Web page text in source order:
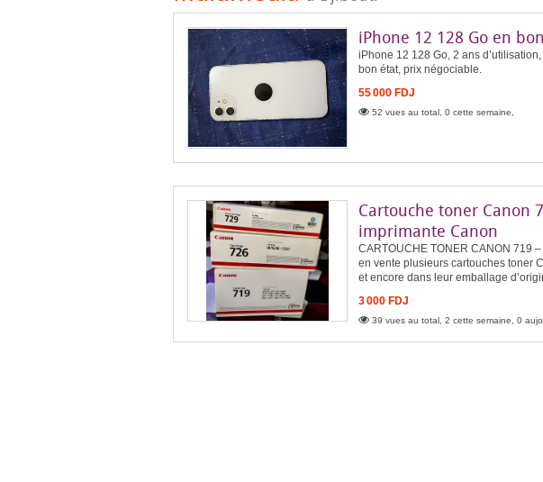
iPhone 12 128 Go en
iPhone 12 128 Go, 2 ans
bon état, prix négociable.
55 000 FDJ
52 vues au total, 0 cette semaine,
Cartouche toner Canon
imprimante Canon
CARTOUCHE TONER CANON 719
en vente plusieurs cartouches toner
et encore dans leur emballage
3 000 FDJ
39 vues au total, 2 cette semaine, 0